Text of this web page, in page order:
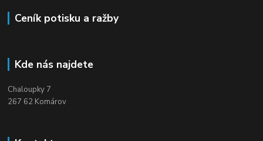
Ceník potisku a ražby
Kde nás najdete
Chaloupky 7
267 62 Komárov